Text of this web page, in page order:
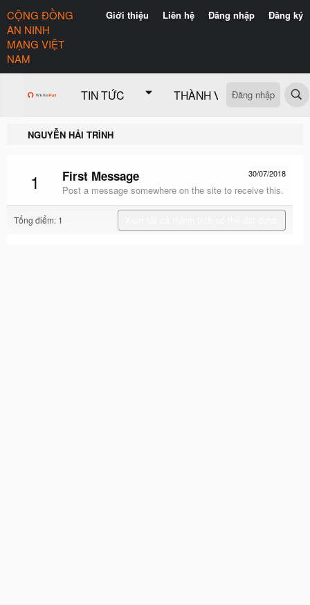
Giới thiệu Liên hệ Đăng nhập Đăng ký
CỘNG ĐỒNG
AN NINH
MẠNG VIỆT
NAM
TIN TỨC THÀNH VIÊN CÓ GÌ
Đăng nhập
NGUYỄN HẢI TRÌNH
1 30/07/2018
First Message
Post a message somewhere on the site to receive this.
Tổng điểm: 1